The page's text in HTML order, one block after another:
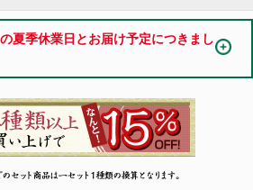
夏季休業日とお届け予定につきまし